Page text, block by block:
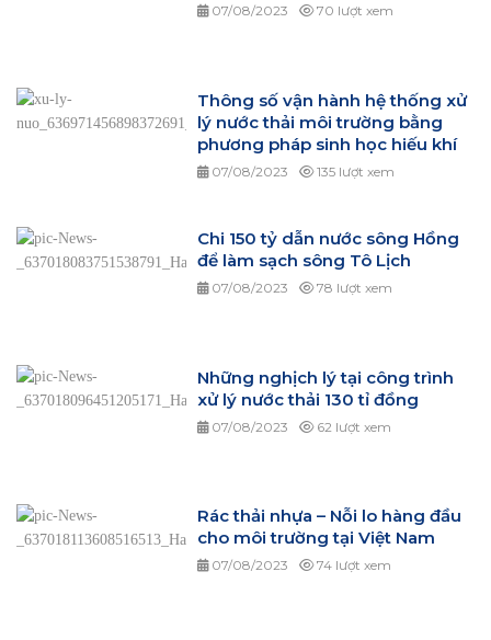
07/08/2023 70 lượt xem
Thông số vận hành hệ thống xử
lý nước thải môi trường bằng
phương pháp sinh học hiếu khí
07/08/2023 135 lượt xem
Chi 150 tỷ dẫn nước sông Hồng
để làm sạch sông Tô Lịch
07/08/2023 78 lượt xem
Những nghịch lý tại công trình
xử lý nước thải 130 tỉ đồng
07/08/2023 62 lượt xem
Rác thải nhựa – Nỗi lo hàng đầu
cho môi trường tại Việt Nam
07/08/2023 74 lượt xem